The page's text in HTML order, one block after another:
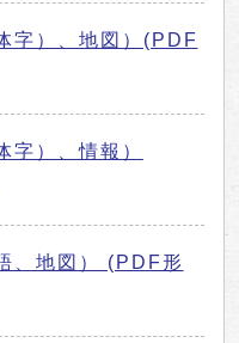
字）、地図）(PDF
字）、情報）
、地図） (PDF形